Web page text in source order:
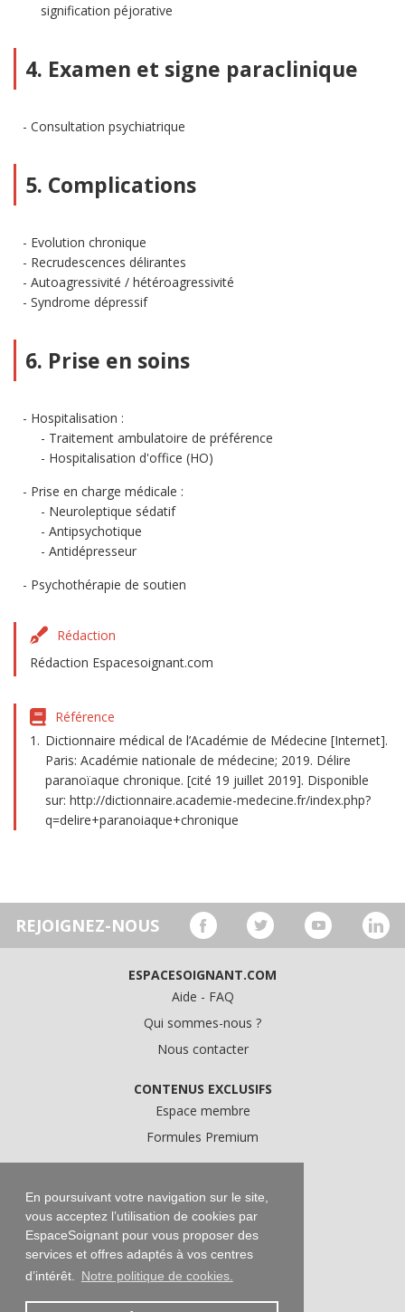
En poursuivant votre navigation sur le site,
vous acceptez l’utilisation de cookies par
EspaceSoignant pour vous proposer des
services et offres adaptés à vos centres
d’intérêt.
Notre politique de cookies.
signification péjorative
4. Examen et signe paraclinique
Consultation psychiatrique
5. Complications
Evolution chronique
Recrudescences délirantes
Autoagressivité / hétéroagressivité
Syndrome dépressif
6. Prise en soins
Hospitalisation :
Traitement ambulatoire de préférence
Hospitalisation d'office (HO)
Prise en charge médicale :
Neuroleptique sédatif
Antipsychotique
Antidépresseur
Psychothérapie de soutien
Rédaction
Rédaction Espacesoignant.com
Référence
Dictionnaire médical de l’Académie de Médecine [Internet].
Paris: Académie nationale de médecine; 2019. Délire
paranoïaque chronique. [cité 19 juillet 2019]. Disponible
sur: http://dictionnaire.academie-medecine.fr/index.php?
q=delire+paranoiaque+chronique
REJOIGNEZ-NOUS
ESPACESOIGNANT.COM
Aide - FAQ
Qui sommes-nous ?
Nous contacter
CONTENUS EXCLUSIFS
Espace membre
Formules Premium
Conditions Générales d'Utilisation
Données personnelles
Conditions Générales de Vente
Mentions légales